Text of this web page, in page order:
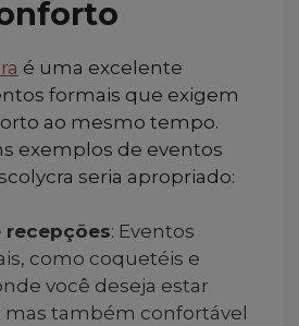
é uma excelente
formais que exigem
ao mesmo tempo.
exemplos de eventos
seria apropriado:
recepções: Eventos
como coquetéis e
você deseja estar
mas também confortável